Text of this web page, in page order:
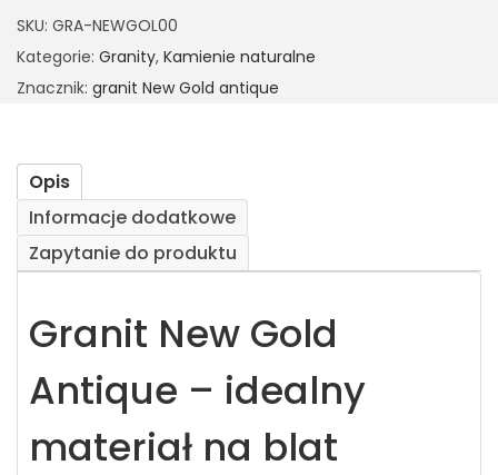
SKU: GRA-NEWGOL00
Kategorie: Granity, Kamienie naturalne
Znacznik: granit New Gold antique
Opis
Informacje dodatkowe
Zapytanie do produktu
Granit New Gold
Antique – idealny
materiał na blat